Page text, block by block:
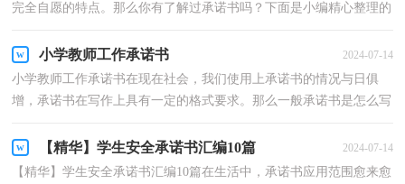
完全自愿的特点。那么你有了解过承诺书吗？下面是小编精心整理的
小学教师工作承诺书 2024-07-14
小学教师工作承诺书在现在社会，我们使用上承诺书的情况与日俱
增，承诺书在写作上具有一定的格式要求。那么一般承诺书是怎么写
【精华】学生安全承诺书汇编10篇 2024-07-14
【精华】学生安全承诺书汇编10篇在生活中，承诺书应用范围愈来愈